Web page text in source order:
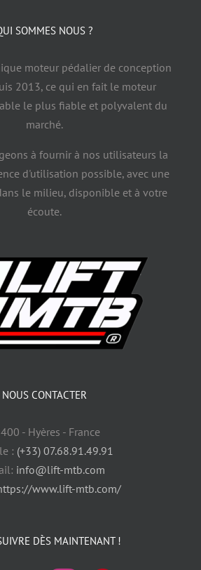
SOMMES NOUS ?
moteur pédalier de conception
2013, ce qui en fait le moteur
le plus fiable et polyvalent du
marché.
à fournir à nos utilisateurs la
d'utilisation possible, avec une
le milieu, disponible et à votre
écoute.
NOUS CONTACTER
- Hyères - France
: (+33) 07.68.91.49.91
info@lift-mtb.com
www.lift-mtb.com/
DÈS MAINTENANT !